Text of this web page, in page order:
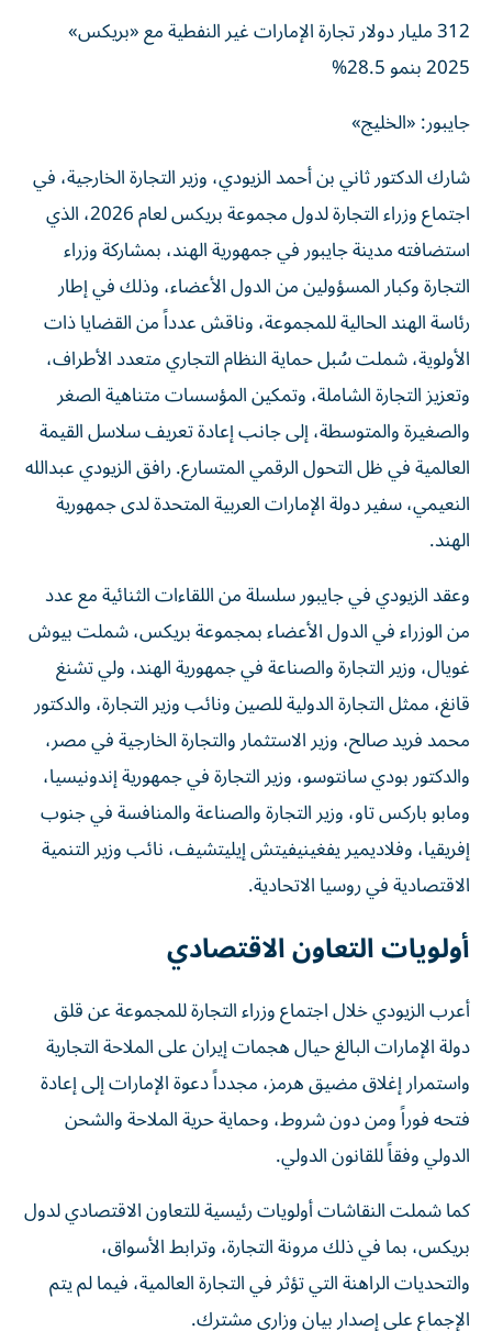
312 مليار دولار تجارة الإمارات غير النفطية مع «بريكس»
2025 بنمو 28.5%
جايبور: «الخليج»
شارك الدكتور ثاني بن أحمد الزيودي، وزير التجارة الخارجية، في
اجتماع وزراء التجارة لدول مجموعة بريكس لعام 2026، الذي
استضافته مدينة جايبور في جمهورية الهند، بمشاركة وزراء
التجارة وكبار المسؤولين من الدول الأعضاء، وذلك في إطار
رئاسة الهند الحالية للمجموعة، وناقش عدداً من القضايا ذات
الأولوية، شملت سُبل حماية النظام التجاري متعدد الأطراف،
وتعزيز التجارة الشاملة، وتمكين المؤسسات متناهية الصغر
والصغيرة والمتوسطة، إلى جانب إعادة تعريف سلاسل القيمة
العالمية في ظل التحول الرقمي المتسارع. رافق الزيودي عبدالله
النعيمي، سفير دولة الإمارات العربية المتحدة لدى جمهورية
الهند.
وعقد الزيودي في جايبور سلسلة من اللقاءات الثنائية مع عدد
من الوزراء في الدول الأعضاء بمجموعة بريكس، شملت بيوش
غويال، وزير التجارة والصناعة في جمهورية الهند، ولي تشنغ
قانغ، ممثل التجارة الدولية للصين ونائب وزير التجارة، والدكتور
محمد فريد صالح، وزير الاستثمار والتجارة الخارجية في مصر،
والدكتور بودي سانتوسو، وزير التجارة في جمهورية إندونيسيا،
ومابو باركس تاو، وزير التجارة والصناعة والمنافسة في جنوب
إفريقيا، وفلاديمير يفغينيفيتش إيليتشيف، نائب وزير التنمية
الاقتصادية في روسيا الاتحادية.
أولويات التعاون الاقتصادي
أعرب الزيودي خلال اجتماع وزراء التجارة للمجموعة عن قلق
دولة الإمارات البالغ حيال هجمات إيران على الملاحة التجارية
واستمرار إغلاق مضيق هرمز، مجدداً دعوة الإمارات إلى إعادة
فتحه فوراً ومن دون شروط، وحماية حرية الملاحة والشحن
الدولي وفقاً للقانون الدولي.
كما شملت النقاشات أولويات رئيسية للتعاون الاقتصادي لدول
بريكس، بما في ذلك مرونة التجارة، وترابط الأسواق،
والتحديات الراهنة التي تؤثر في التجارة العالمية، فيما لم يتم
الإجماع على إصدار بيان وزاري مشترك.